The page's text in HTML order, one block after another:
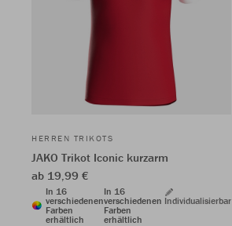
HERREN TRIKOTS
JAKO Trikot Iconic kurzarm
ab 19,99 €
In 16
verschiedenen
Farben
erhältlich
In 16
verschiedenen
Farben
erhältlich
Individualisierbar